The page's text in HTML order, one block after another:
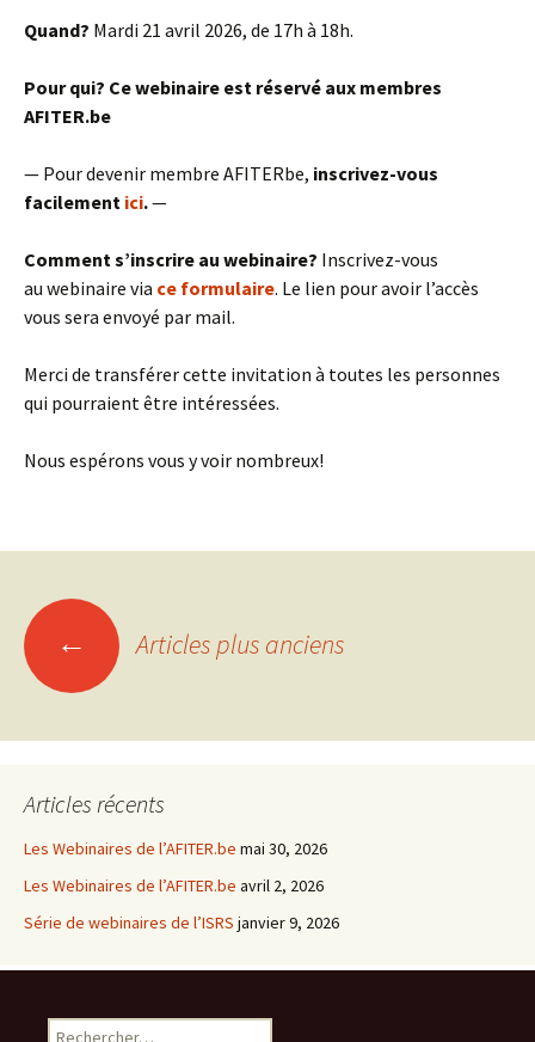
Quand? Mardi 21 avril 2026, de 17h à 18h.
Pour qui? Ce webinaire est réservé aux membres
AFITER.be
— Pour devenir membre AFITERbe, inscrivez-vous
facilement ici.—
Comment s’inscrire au webinaire? Inscrivez-vous
au webinaire via ce formulaire. Le lien pour avoir l’accès
vous sera envoyé par mail.
Merci de transférer cette invitation à toutes les personnes
qui pourraient être intéressées.
Nous espérons vous y voir nombreux!
Navigation
des
articles
← Articles plus anciens
Articles récents
Les Webinaires de l’AFITER.be mai 30, 2026
Les Webinaires de l’AFITER.be avril 2, 2026
Série de webinaires de l’ISRS janvier 9, 2026
R